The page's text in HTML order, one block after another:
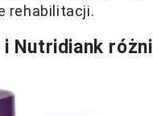
rehabilitacji.
Nutridiank